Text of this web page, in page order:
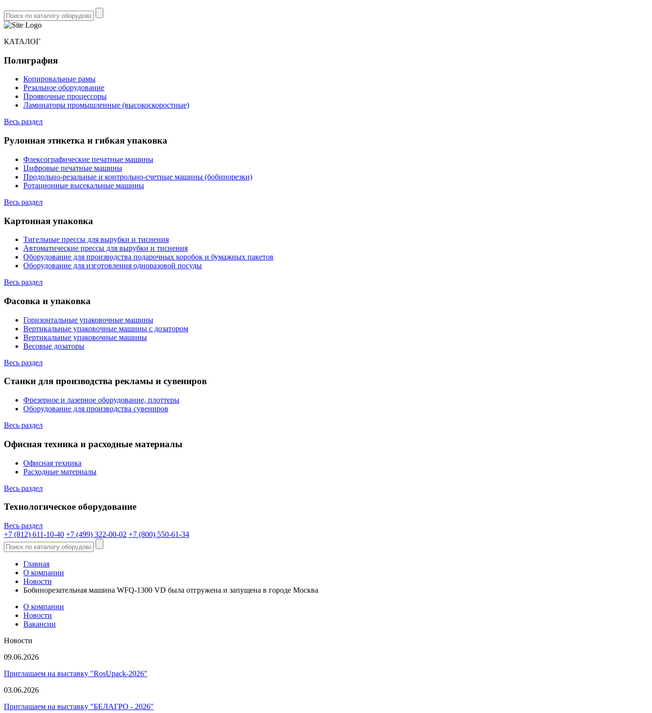
КАТАЛОГ
Полиграфия
Копировальные рамы
Резальное оборудование
Проявочные процессоры
Ламинаторы промышленные (высокоскоростные)
Весь раздел
Рулонная этикетка и гибкая упаковка
Флексографические печатные машины
Цифровые печатные машины
Продольно-резальные и контрольно-счетные машины (бобинорезки)
Ротационные высекальные машины
Весь раздел
Картонная упаковка
Тигельные прессы для вырубки и тиснения
Автоматические прессы для вырубки и тиснения
Оборудование для производства подарочных коробок и бумажных пакетов
Оборудование для изготовления одноразовой посуды
Весь раздел
Фасовка и упаковка
Горизонтальные упаковочные машины
Вертикальные упаковочные машины с дозатором
Вертикальные упаковочные машины
Весовые дозаторы
Весь раздел
Станки для производства рекламы и сувениров
Фрезерное и лазерное оборудование, плоттеры
Оборудование для производства сувениров
Весь раздел
Офисная техника и расходные материалы
Офисная техника
Расходные материалы
Весь раздел
Технологическое оборудование
Весь раздел
+7 (812) 611-10-40 +7 (499) 322-00-02 +7 (800) 550-61-34
Главная
О компании
Новости
Бобинорезательная машина WFQ-1300 VD была отгружена и запущена в городе Москва
О компании
Новости
Вакансии
Новости
09.06.2026
Приглашаем на выставку "RosUpack-2026"
03.06.2026
Приглашаем на выставку "БЕЛАГРО - 2026"